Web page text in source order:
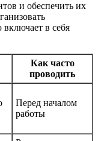
и обеспечить их
в себя
Как часто
проводить
Перед началом
работы